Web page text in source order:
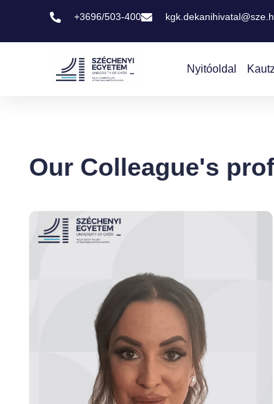
+3696/503-400
Nyitóoldal
Our Colleague's